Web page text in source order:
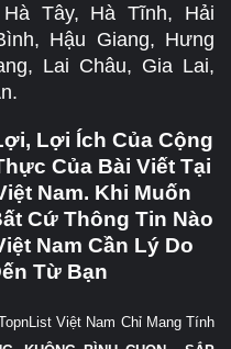
Tây, Hà Tĩnh, Hải
Hậu Giang, Hưng
Lai Châu, Gia Lai,
Lợi Ích Của Cộng
Của Bài Viết Tại
Nam. Khi Muốn
Cứ Thông Tin Nào
Nam Cần Lý Do
Từ Bạn
Việt Nam Chỉ Mang Tính